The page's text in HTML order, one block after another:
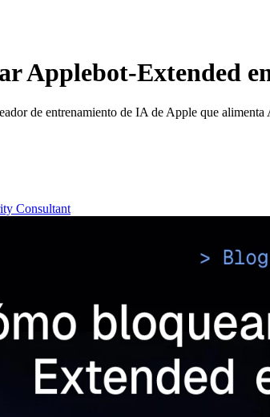
Applebot-Extended
de entrenamiento de IA de Apple que
Consultant